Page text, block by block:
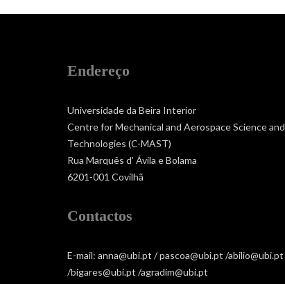
Endereço
Universidade da Beira Interior
Centre for Mechanical and Aerospace Science and
Technologies (C-MAST)
Rua Marquês d' Ávila e Bolama
6201-001 Covilhã
Contactos
E-mail: anna@ubi.pt / pascoa@ubi.pt /abilio@ubi.pt
/bigares@ubi.pt /agradim@ubi.pt